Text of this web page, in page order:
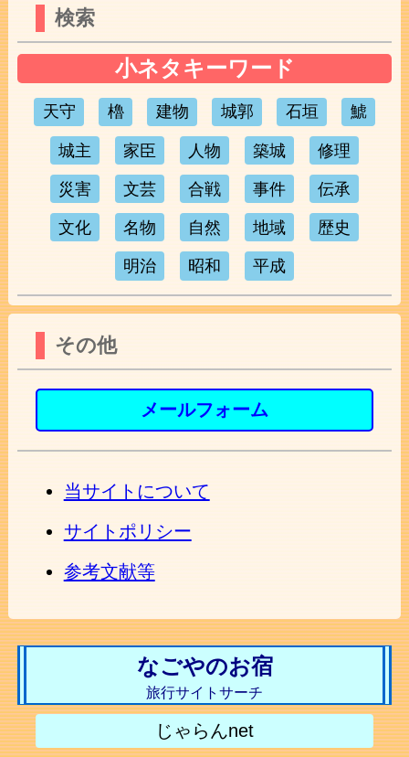
検索
小ネタキーワード
天守 櫓 建物 城郭 石垣 鯱
城主 家臣 人物 築城 修理
災害 文芸 合戦 事件 伝承
文化 名物 自然 地域 歴史
明治 昭和 平成
その他
メールフォーム
当サイトについて
サイトポリシー
参考文献等
なごやのお宿
旅行サイトサーチ
じゃらんnet